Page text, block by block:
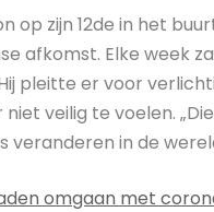
zijn 12de in het
afkomst. Elke week
pleitte er voor
veilig te voelen.
veranderen in de
omgaan met